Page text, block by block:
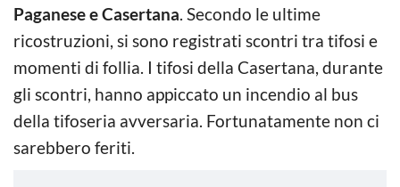
Paganese e Casertana. Secondo le ultime
ricostruzioni, si sono registrati scontri tra tifosi e
momenti di follia. I tifosi della Casertana, durante
gli scontri, hanno appiccato un incendio al bus
della tifoseria avversaria. Fortunatamente non ci
sarebbero feriti.